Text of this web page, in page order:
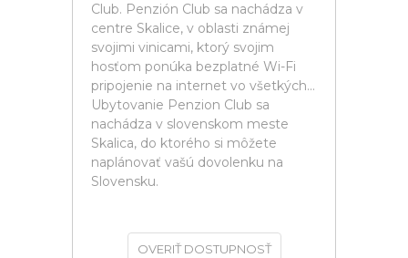
Club. Penzión Club sa nachádza v
centre Skalice, v oblasti známej
svojimi vinicami, ktorý svojim
hosťom ponúka bezplatné Wi-Fi
pripojenie na internet vo všetkých...
Ubytovanie Penzion Club sa
nachádza v slovenskom meste
Skalica, do ktorého si môžete
naplánovať vašú dovolenku na
Slovensku.
OVERIŤ DOSTUPNOSŤ